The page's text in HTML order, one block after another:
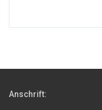
Anschrift: